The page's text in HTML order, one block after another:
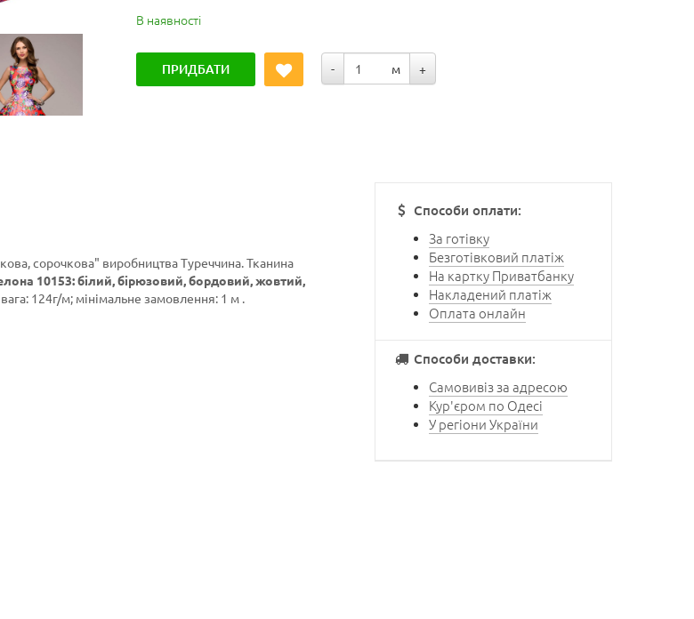
В наявності
ПРИДБАТИ - м +
сорочкова" виробництва Туреччина. Тканина
10153: білий, бірюзовий, бордовий, жовтий,
124г/м; мінімальне замовлення: 1 м .
Способи оплати:
За готівку
Безготівковий платіж
На картку Приватбанку
Накладений платіж
Оплата онлайн
Способи доставки:
Самовивіз за адресою
Кур'єром по Одесі
У регіони України